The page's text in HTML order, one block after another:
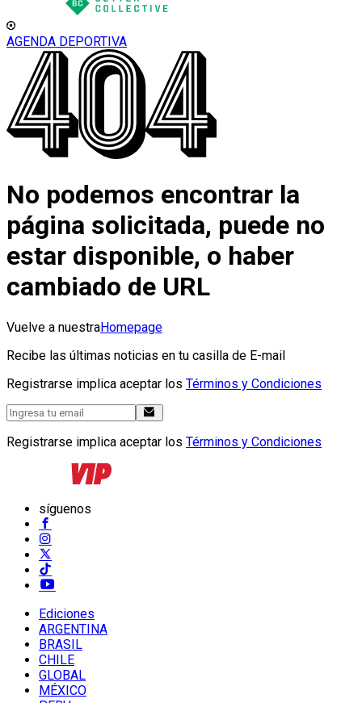
AGENDA DEPORTIVA
No podemos encontrar la
página solicitada, puede no
estar disponible, o haber
cambiado de URL
Vuelve a nuestraHomepage
Recibe las últimas noticias en tu casilla de E-mail
Registrarse implica aceptar los Términos y Condiciones
Registrarse implica aceptar los Términos y Condiciones
síguenos
Ediciones
ARGENTINA
BRASIL
CHILE
GLOBAL
MÉXICO